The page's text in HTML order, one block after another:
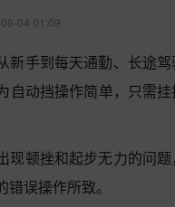
04 01:09
新手到每天通勤、长途
自动挡操作简单，只需
现顿挫和起步无力的问
误操作所致。